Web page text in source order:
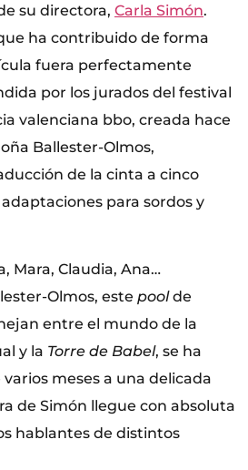
su directora, Carla Simón.
ha contribuido de forma
fuera perfectamente
por los jurados del festival
valenciana bbo, creada hace
Ballester-Olmos,
de la cinta a cinco
para sordos y
Mara, Claudia, Ana…
Olmos, este poolde
entre el mundo de la
y la Torre de Babel, se ha
meses a una delicada
de Simón llegue con absoluta
hablantes de distintos